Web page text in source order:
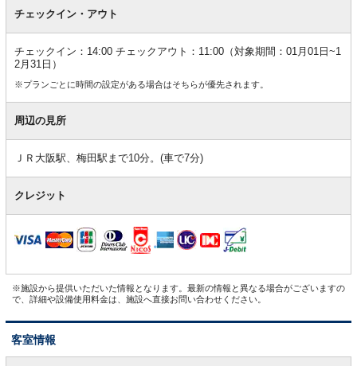
チェックイン・アウト
チェックイン：14:00 チェックアウト：11:00（対象期間：01月01日~1
2月31日）
※プランごとに時間の設定がある場合はそちらが優先されます。
周辺の見所
ＪＲ大阪駅、梅田駅まで10分。(車で7分)
クレジット
※施設から提供いただいた情報となります。最新の情報と異なる場合がございますの
で、詳細や設備使用料金は、施設へ直接お問い合わせください。
客室情報